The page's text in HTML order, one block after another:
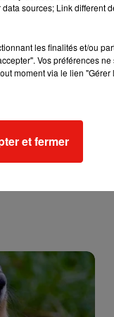
sources; Link different
les finalités et/ou
Vos préférences
moment via le lien
et fermer